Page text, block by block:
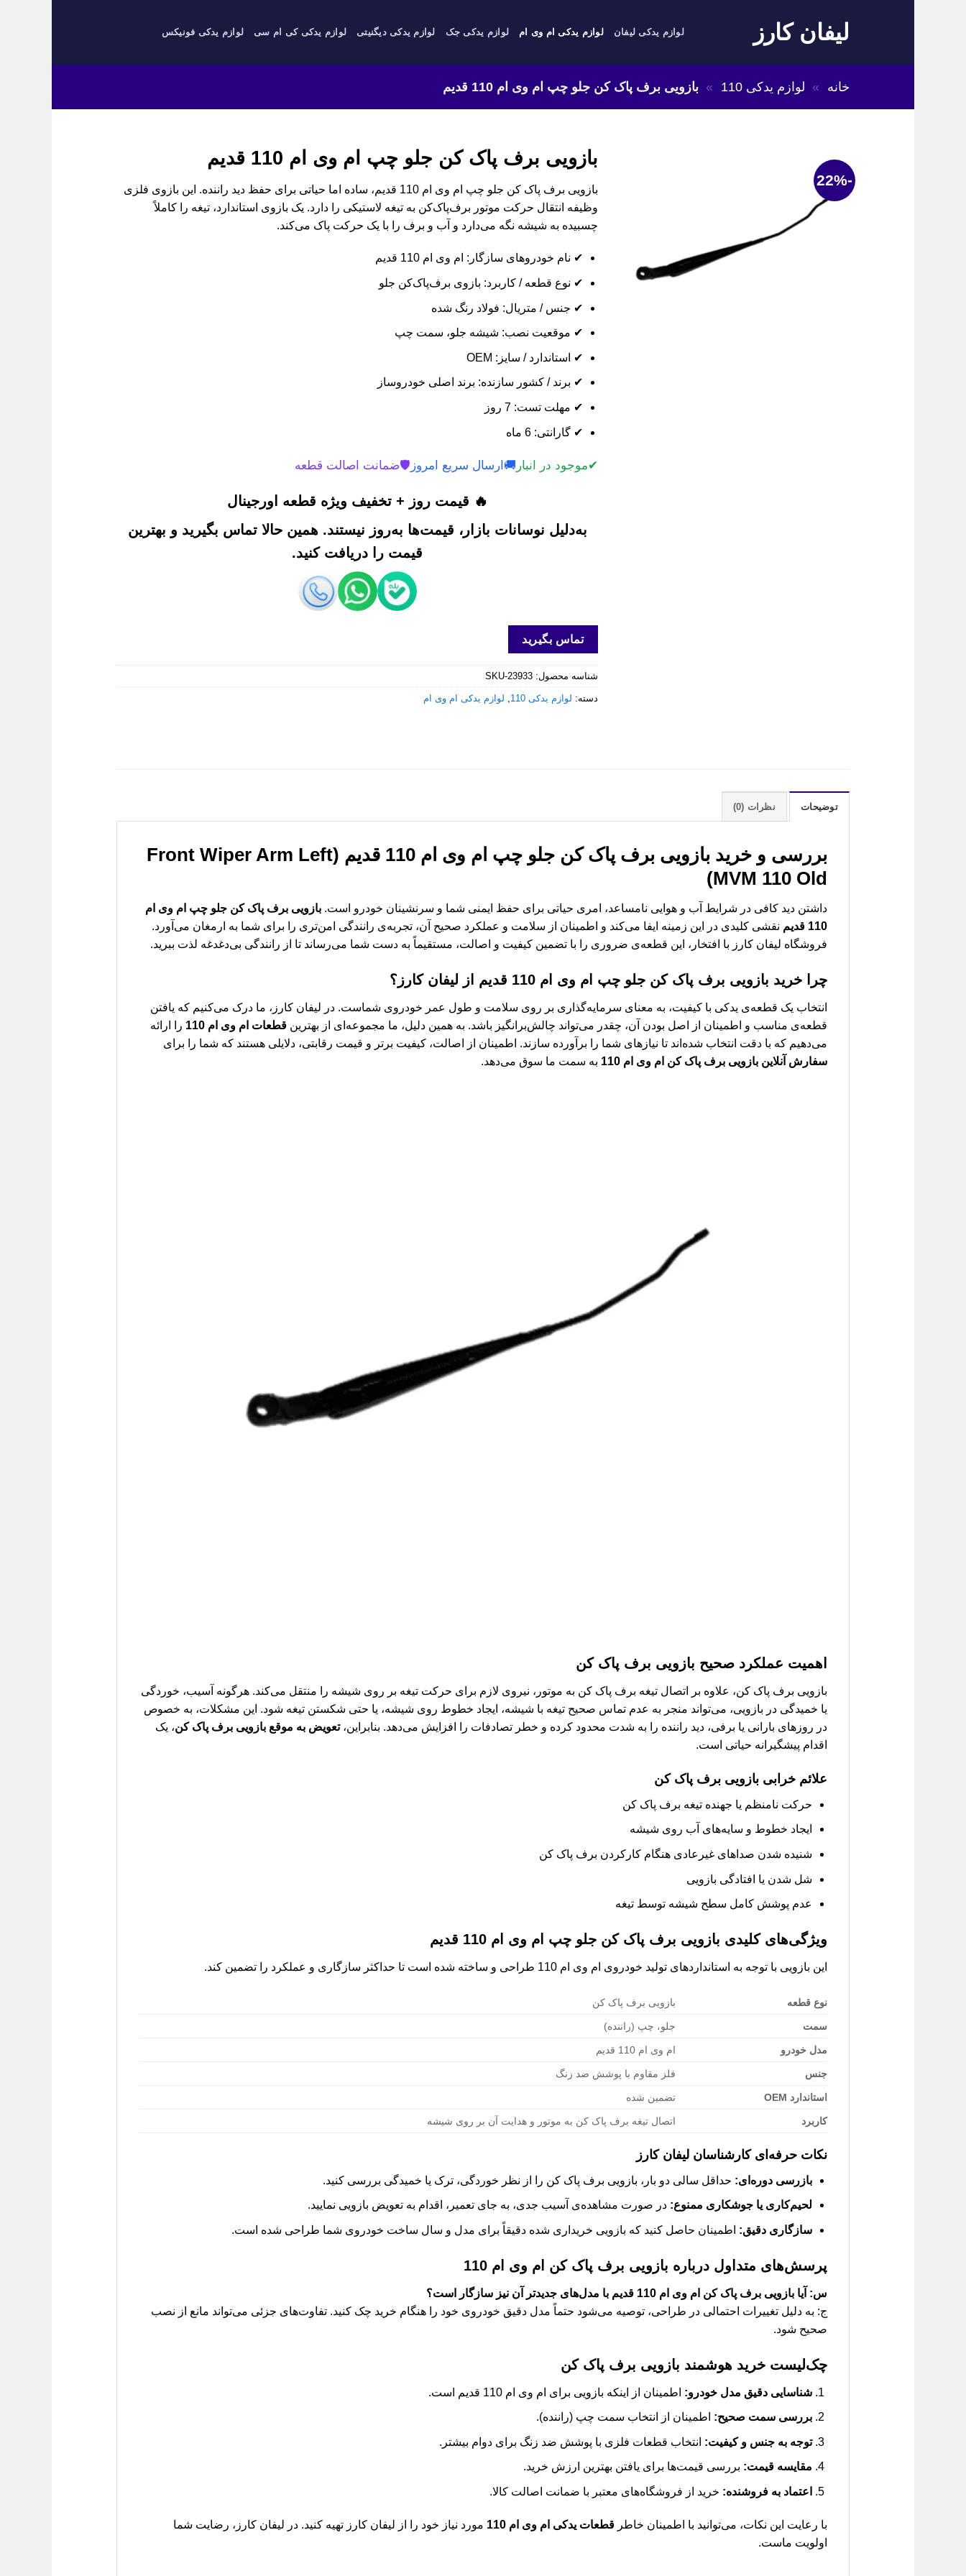
لیفان کارز لوازم یدکی لیفان لوازم یدکی ام وی ام لوازم یدکی جک لوازم یدکی دیگنیتی لوازم یدکی کی ام سی لوازم یدکی فونیکس
خانه » لوازم یدکی 110 » بازویی برف پاک کن جلو چپ ام وی ام 110 قدیم
-22%
بازویی برف پاک کن جلو چپ ام وی ام 110 قدیم
بازویی برف پاک کن جلو چپ ام وی ام 110 قدیم، ساده اما حیاتی برای حفظ دید راننده. این بازوی فلزی
وظیفه انتقال حرکت موتور برف‌پاک‌کن به تیغه لاستیکی را دارد. یک بازوی استاندارد، تیغه را کاملاً
چسبیده به شیشه نگه می‌دارد و آب و برف را با یک حرکت پاک می‌کند.
✔ نام خودروهای سازگار: ام وی ام 110 قدیم
✔ نوع قطعه / کاربرد: بازوی برف‌پاک‌کن جلو
✔ جنس / متریال: فولاد رنگ شده
✔ موقعیت نصب: شیشه جلو، سمت چپ
✔ استاندارد / سایز: OEM
✔ برند / کشور سازنده: برند اصلی خودروساز
✔ مهلت تست: 7 روز
✔ گارانتی: 6 ماه
✔موجود در انبار 🚚 ارسال سریع امروز 🛡️ضمانت اصالت قطعه
🔥 قیمت روز + تخفیف ویژه قطعه اورجینال
به‌دلیل نوسانات بازار، قیمت‌ها به‌روز نیستند. همین حالا تماس بگیرید و بهترین
قیمت را دریافت کنید.
تماس بگیرید
شناسه محصول: SKU-23933
دسته: لوازم یدکی 110 لوازم یدکی ام وی ام
توضیحات نظرات (0)
بررسی و خرید
بازویی برف پاک کن جلو چپ ام وی ام 110 قدیم (Front Wiper Arm Left
MVM 110 Old)
داشتن دید کافی در شرایط آب و هوایی نامساعد، امری حیاتی برای حفظ ایمنی شما و سرنشینان خودرو است. بازویی برف پاک کن جلو چپ ام وی ام
110 قدیم
نقشی کلیدی در این زمینه ایفا می‌کند و اطمینان از سلامت و عملکرد صحیح آن، تجربه‌ی رانندگی امن‌تری را برای شما به ارمغان می‌آورد.
فروشگاه لیفان کارز با افتخار، این قطعه‌ی ضروری را با تضمین کیفیت و اصالت، مستقیماً به دست شما می‌رساند تا از رانندگی بی‌دغدغه لذت ببرید.
چرا خرید بازویی برف پاک کن جلو چپ ام وی ام 110 قدیم از لیفان کارز؟
انتخاب یک قطعه‌ی یدکی با کیفیت، به معنای سرمایه‌گذاری بر روی سلامت و طول عمر خودروی شماست. در لیفان کارز، ما درک می‌کنیم که یافتن
قطعه‌ی مناسب و اطمینان از اصل بودن آن، چقدر می‌تواند چالش‌برانگیز باشد. به همین دلیل، ما مجموعه‌ای از بهترین قطعات ام وی ام 110
را ارائه
می‌دهیم که با دقت انتخاب شده‌اند تا نیازهای شما را برآورده سازند. اطمینان از اصالت، کیفیت برتر و قیمت رقابتی، دلایلی هستند که شما را برای
سفارش آنلاین بازویی برف پاک کن ام وی ام 110
به سمت ما سوق می‌دهد.
اهمیت عملکرد صحیح بازویی برف پاک کن
بازویی برف پاک کن، علاوه بر اتصال تیغه برف پاک کن به موتور، نیروی لازم برای حرکت تیغه بر روی شیشه را منتقل می‌کند. هرگونه آسیب، خوردگی
یا خمیدگی در بازویی، می‌تواند منجر به عدم تماس صحیح تیغه با شیشه، ایجاد خطوط روی شیشه، یا حتی شکستن تیغه شود. این مشکلات، به خصوص
در روزهای بارانی یا برفی، دید راننده را به شدت محدود کرده و خطر تصادفات را افزایش می‌دهد. بنابراین،تعویض به موقع بازویی برف پاک کن، یک
اقدام پیشگیرانه حیاتی است.
علائم خرابی بازویی برف پاک کن
حرکت نامنظم یا جهنده تیغه برف پاک کن
ایجاد خطوط و سایه‌های آب روی شیشه
شنیده شدن صداهای غیرعادی هنگام کارکردن برف پاک کن
شل شدن یا افتادگی بازویی
عدم پوشش کامل سطح شیشه توسط تیغه
ویژگی‌های کلیدی بازویی برف پاک کن جلو چپ ام وی ام 110 قدیم
این بازویی با توجه به استانداردهای تولید خودروی ام وی ام 110 طراحی و ساخته شده است تا حداکثر سازگاری و عملکرد را تضمین کند.
نوع قطعه بازویی برف پاک کن
سمت جلو، چپ (راننده)
مدل خودرو ام وی ام 110 قدیم
جنس فلز مقاوم با پوشش ضد زنگ
استاندارد OEM تضمین شده
کاربرد اتصال تیغه برف پاک کن به موتور و هدایت آن بر روی شیشه
نکات حرفه‌ای کارشناسان لیفان کارز
بازرسی دوره‌ای: حداقل سالی دو بار، بازویی برف پاک کن را از نظر خوردگی، ترک یا خمیدگی بررسی کنید.
لحیم‌کاری یا جوشکاری ممنوع: در صورت مشاهده‌ی آسیب جدی، به جای تعمیر، اقدام به تعویض بازویی نمایید.
سازگاری دقیق: اطمینان حاصل کنید که بازویی خریداری شده دقیقاً برای مدل و سال ساخت خودروی شما طراحی شده است.
پرسش‌های متداول درباره بازویی برف پاک کن ام وی ام 110
س: آیا بازویی برف پاک کن ام وی ام 110 قدیم با مدل‌های جدیدتر آن نیز سازگار است؟
ج: به دلیل تغییرات احتمالی در طراحی، توصیه می‌شود حتماً مدل دقیق خودروی خود را هنگام خرید چک کنید. تفاوت‌های جزئی می‌تواند مانع از نصب
صحیح شود.
چک‌لیست خرید هوشمند بازویی برف پاک کن
شناسایی دقیق مدل خودرو: اطمینان از اینکه بازویی برای ام وی ام 110 قدیم است.
بررسی سمت صحیح: اطمینان از انتخاب سمت چپ (راننده).
توجه به جنس و کیفیت: انتخاب قطعات فلزی با پوشش ضد زنگ برای دوام بیشتر.
مقایسه قیمت: بررسی قیمت‌ها برای یافتن بهترین ارزش خرید.
اعتماد به فروشنده: خرید از فروشگاه‌های معتبر با ضمانت اصالت کالا.
با رعایت این نکات، می‌توانید با اطمینان خاطر قطعات یدکی ام وی ام 110
مورد نیاز خود را از لیفان کارز تهیه کنید. در لیفان کارز، رضایت شما
اولویت ماست.